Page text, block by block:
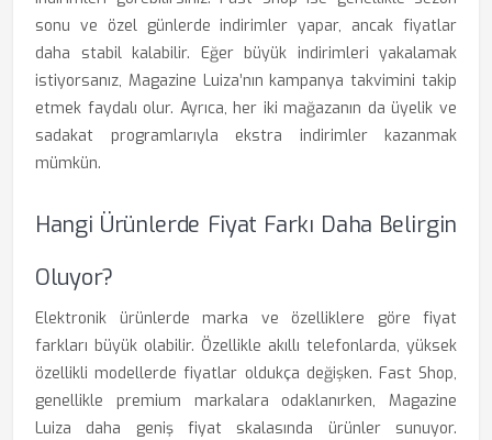
sonu ve özel günlerde indirimler yapar, ancak fiyatlar
daha stabil kalabilir. Eğer büyük indirimleri yakalamak
istiyorsanız, Magazine Luiza’nın kampanya takvimini takip
etmek faydalı olur. Ayrıca, her iki mağazanın da üyelik ve
sadakat programlarıyla ekstra indirimler kazanmak
mümkün.
Hangi Ürünlerde Fiyat Farkı Daha Belirgin
Oluyor?
Elektronik ürünlerde marka ve özelliklere göre fiyat
farkları büyük olabilir. Özellikle akıllı telefonlarda, yüksek
özellikli modellerde fiyatlar oldukça değişken. Fast Shop,
genellikle premium markalara odaklanırken, Magazine
Luiza daha geniş fiyat skalasında ürünler sunuyor.